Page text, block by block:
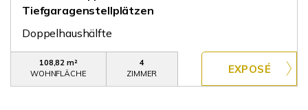
Tiefgaragenstellplätzen
Doppelhaushälfte
108,82 m²
WOHNFLÄCHE
4
ZIMMER